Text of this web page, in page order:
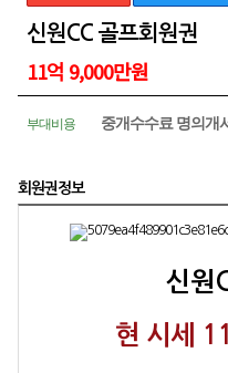
신원CC 골프회원권
11억 9,000만원
부대비용 중개수수료 명의개
회원권정보
신원
현 시세